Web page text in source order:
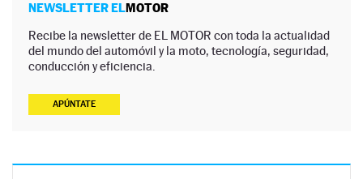
NEWSLETTER ELMOTOR
Recibe la newsletter de EL MOTOR con toda la actualidad
del mundo del automóvil y la moto, tecnología, seguridad,
conducción y eficiencia.
APÚNTATE